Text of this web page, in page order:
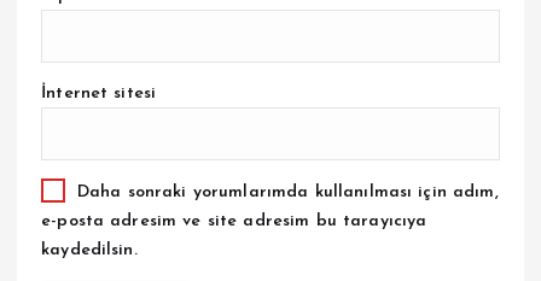
İnternet sitesi
Daha sonraki yorumlarımda kullanılması için adım,
e-posta adresim ve site adresim bu tarayıcıya
kaydedilsin.